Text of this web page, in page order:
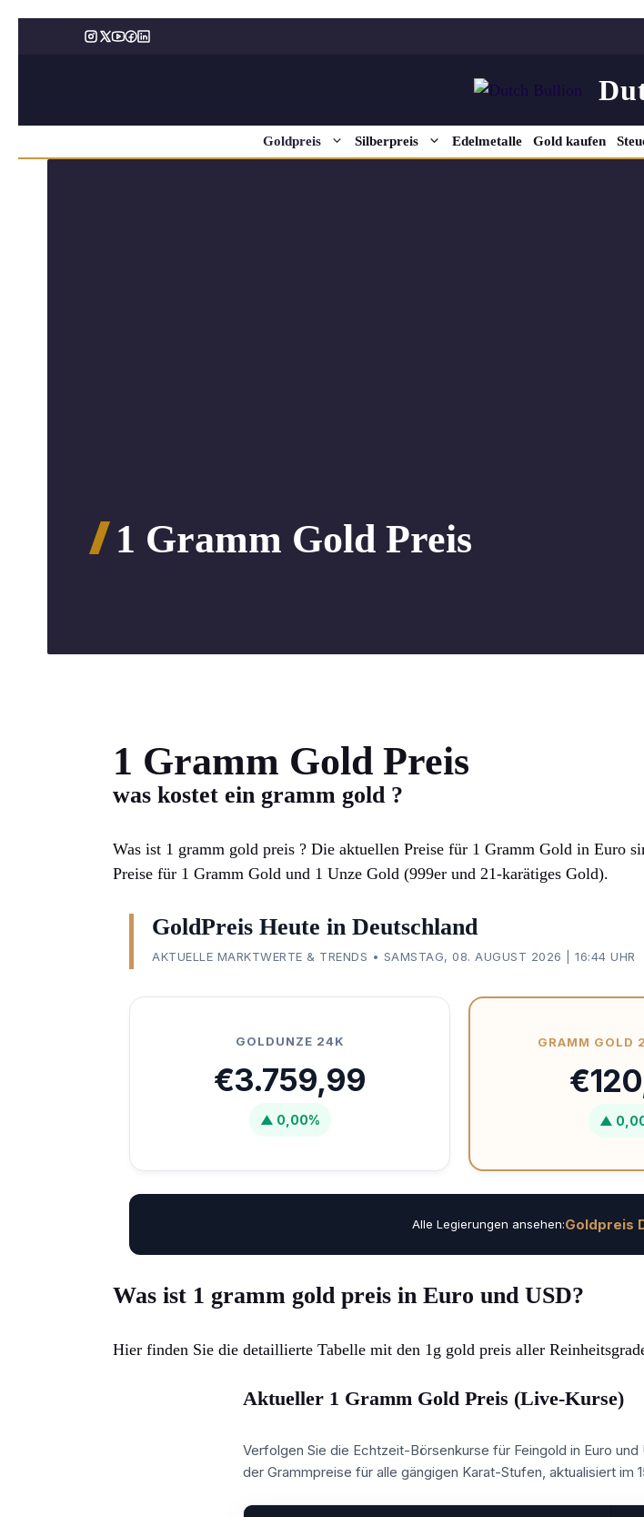
Goldpreis Silberpreis Edelmetalle Gold kaufen
1 Gramm Gold Preis
1 Gramm Gold Preis
was kostet ein gramm gold ?
Was ist 1 gramm gold preis ? Die aktuellen Preise für 1 Gramm Gold in Euro
Preise für 1 Gramm Gold und 1 Unze Gold (999er und 21-karätiges Gold).
GoldPreis Heute in Deutschland
AKTUELLE MARKTWERTE & TRENDS • SAMSTAG, 08. AUGUST 2026 | 16:44 UHR
GOLDUNZE 24K
€3.759,99
▲ 0,00%
GRAMM GOLD
▲
Alle Legierungen ansehen:Goldpreis
Was ist 1 gramm gold preis in Euro und USD?
Hier finden Sie die detaillierte Tabelle mit den 1g gold preis aller
Aktueller 1 Gramm Gold Preis (Live-Kurse)
Verfolgen Sie die Echtzeit-Börsenkurse für Feingold in Euro
der Grammpreise für alle gängigen Karat-Stufen, aktualisiert im